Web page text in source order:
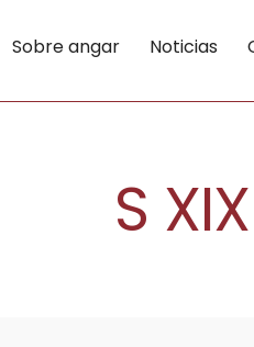
Sobre angar Noticias
S XIX